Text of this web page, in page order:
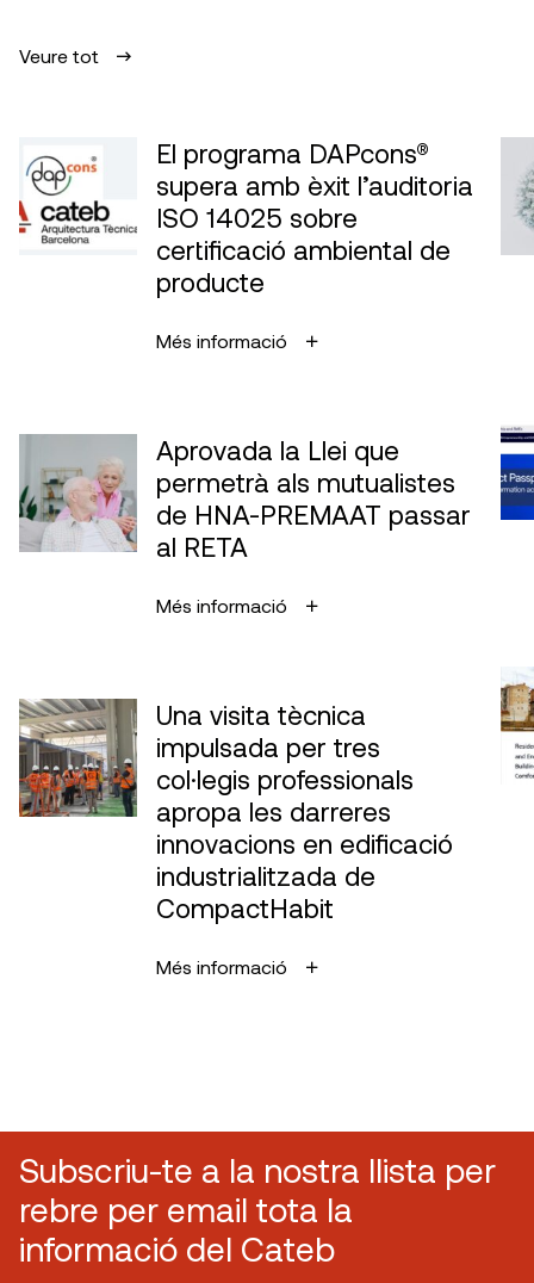
Veure tot
El programa DAPcons®
supera amb èxit l’auditoria
ISO 14025 sobre
certificació ambiental de
producte
Més informació
Aprovada la Llei que
permetrà als mutualistes
de HNA-PREMAAT passar
al RETA
Més informació
Una visita tècnica
impulsada per tres
col·legis professionals
apropa les darreres
innovacions en edificació
industrialitzada de
CompactHabit
Més informació
Subscriu-te a la nostra llista per
rebre per email tota la
informació del Cateb